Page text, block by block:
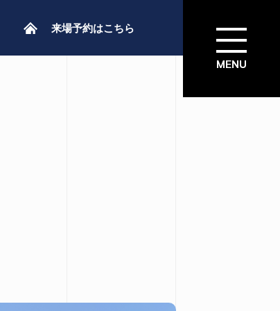
来場予約はこちら